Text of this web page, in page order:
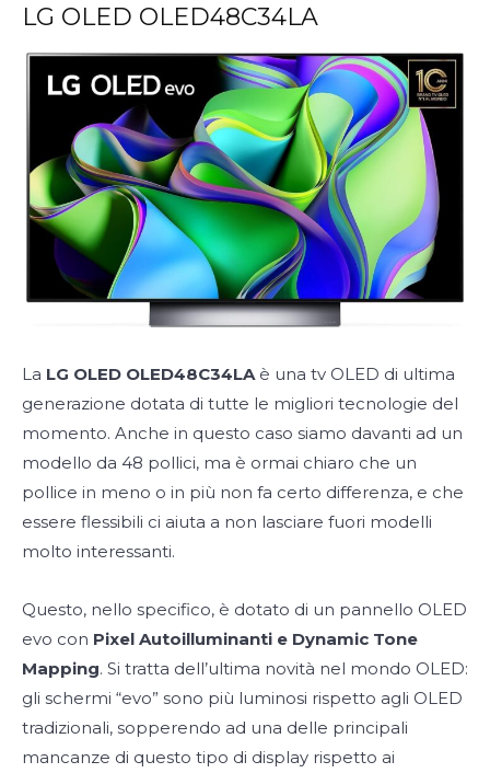
LG OLED OLED48C34LA
La LG OLED OLED48C34LAè una tv OLED di ultima
generazione dotata di tutte le migliori tecnologie del
momento. Anche in questo caso siamo davanti ad un
modello da 48 pollici, ma è ormai chiaro che un
pollice in meno o in più non fa certo differenza, e che
essere flessibili ci aiuta a non lasciare fuori modelli
molto interessanti.
Questo, nello specifico, è dotato di un pannello OLED
evo con Pixel Autoilluminanti e Dynamic Tone
Mapping. Si tratta dell’ultima novità nel mondo OLED:
gli schermi “evo” sono più luminosi rispetto agli OLED
tradizionali, sopperendo ad una delle principali
mancanze di questo tipo di display rispetto ai